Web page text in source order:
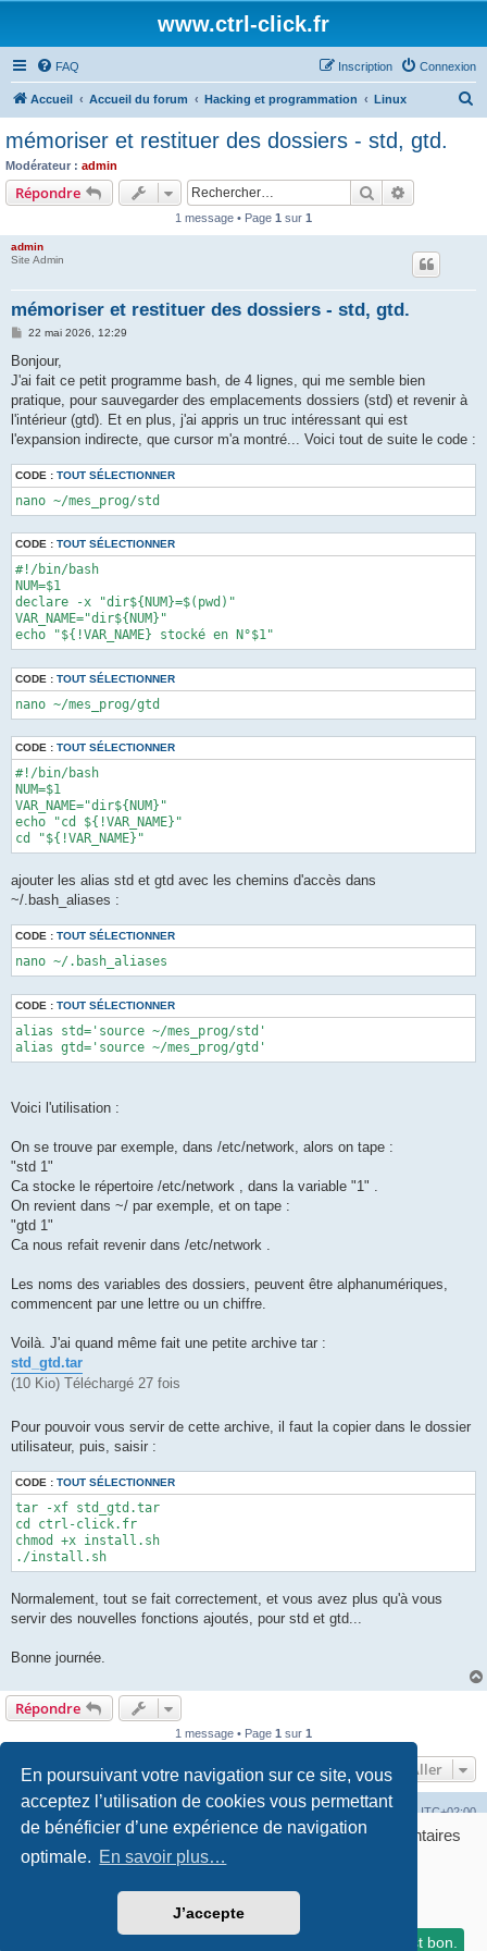
En poursuivant votre navigation sur ce site, vous
acceptez l’utilisation de cookies vous permettant
de bénéficier d’une expérience de navigation
optimale. En savoir plus…
J’accepte
www.ctrl-click.fr
FAQ Connexion
Inscription
Accueil Accueil du forum Hacking et programmation Linux
mémoriser et restituer des dossiers - std, gtd.
Modérateur : admin
Répondre Rechercher
1 message • Page 1 sur 1
admin
Site Admin
mémoriser et restituer des dossiers - std, gtd.
M
s
a
g
22 mai 2026, 12:29
Bonjour,
J'ai fait ce petit programme bash, de 4 lignes, qui me semble bien
pratique, pour sauvegarder des emplacements dossiers (std) et revenir à
l'intérieur (gtd). Et en plus, j'ai appris un truc intéressant qui est
l'expansion indirecte, que cursor m'a montré... Voici tout de suite le code :
CODE : TOUT SÉLECTIONNER
nano ~/mes_prog/std
CODE : TOUT SÉLECTIONNER
#!/bin/bash
NUM=$1
declare -x "dir${NUM}=$(pwd)"
VAR_NAME="dir${NUM}"
echo "${!VAR_NAME} stocké en N°$1"
CODE : TOUT SÉLECTIONNER
nano ~/mes_prog/gtd
CODE : TOUT SÉLECTIONNER
#!/bin/bash
NUM=$1
VAR_NAME="dir${NUM}"
echo "cd ${!VAR_NAME}"
cd "${!VAR_NAME}"
ajouter les alias std et gtd avec les chemins d'accès dans
~/.bash_aliases :
CODE : TOUT SÉLECTIONNER
nano ~/.bash_aliases
CODE : TOUT SÉLECTIONNER
alias std='source ~/mes_prog/std'
alias gtd='source ~/mes_prog/gtd'
Voici l'utilisation :
On se trouve par exemple, dans /etc/network, alors on tape :
"std 1"
Ca stocke le répertoire /etc/network , dans la variable "1" .
On revient dans ~/ par exemple, et on tape :
"gtd 1"
Ca nous refait revenir dans /etc/network .
Les noms des variables des dossiers, peuvent être alphanumériques,
commencent par une lettre ou un chiffre.
Voilà. J'ai quand même fait une petite archive tar :
std_gtd.tar
(10 Kio) Téléchargé 27 fois
Pour pouvoir vous servir de cette archive, il faut la copier dans le dossier
utilisateur, puis, saisir :
CODE : TOUT SÉLECTIONNER
tar -xf std_gtd.tar
cd ctrl-click.fr
chmod +x install.sh
./install.sh
Normalement, tout se fait correctement, et vous avez plus qu'à vous
servir des nouvelles fonctions ajoutés, pour std et gtd...
Bonne journée.
Répondre
1 message • Page 1 sur 1
Aller
Accueil Accueil du forum Fuseau horaire sur UTC+02:00
Développé par phpBB
Traduction française officielle
Confidentialité|Conditions
GERER MES COOKIES
Certains liens sur ce site sont des liens affilies Amazon. En savoir plus
Bonjour ! Pourrions-nous activer des services supplémentaires
pourMarketing / affiliation, Statistiques, Sécurité &
consentement plus tard.
C'est bon.